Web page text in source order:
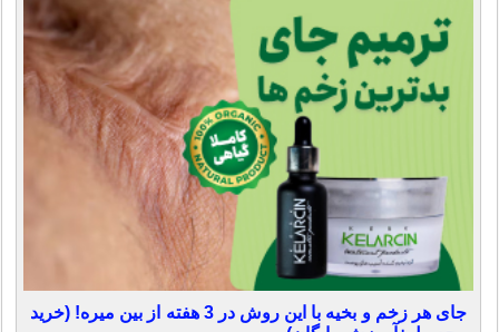
جای هر زخم و بخیه با این روش در 3 هفته از بین میره! (خرید